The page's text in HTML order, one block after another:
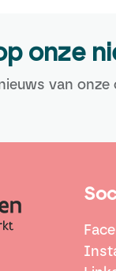
onze
van onze